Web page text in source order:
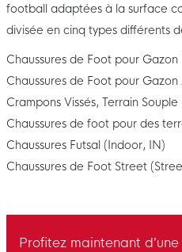
football adaptées à la surface
divisée en cinq types différents
Chaussures de Foot pour
Chaussures de Foot pour
Crampons Vissés, Terrain
Chaussures de foot pour des
Chaussures Futsal (Indoor, IN)
Chaussures de Foot Street
Profitez maintenant